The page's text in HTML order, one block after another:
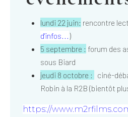
lundi 22 juin: rencontre
d'infos...)
5 septembre : forum des
sous Biard
jeudi 8 octobre :
ciné-
Robin à la R2B (bientôt
https://